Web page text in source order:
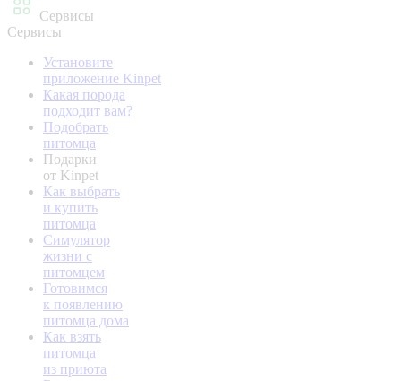
Сервисы
Сервисы
Установите
приложение Kinpet
Какая порода
подходит вам?
Подобрать
питомца
Подарки
от Kinpet
Как выбрать
и купить
питомца
Симулятор
жизни с
питомцем
Готовимся
к появлению
питомца дома
Как взять
питомца
из приюта